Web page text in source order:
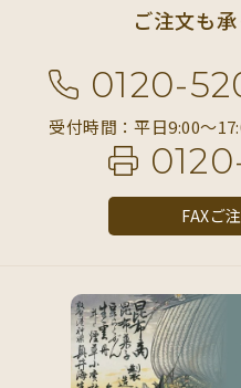
ご注文も
0120-
受付時間：平日9:00〜
FAXご